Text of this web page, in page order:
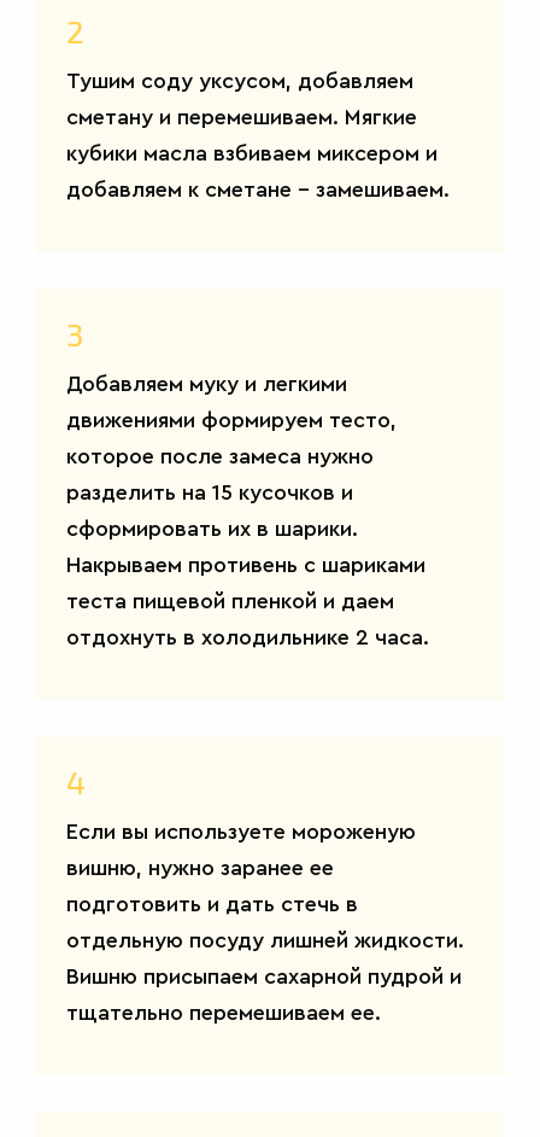
2
Тушим соду уксусом, добавляем
сметану и перемешиваем. Мягкие
кубики масла взбиваем миксером и
добавляем к сметане – замешиваем.
3
Добавляем муку и легкими
движениями формируем тесто,
которое после замеса нужно
разделить на 15 кусочков и
сформировать их в шарики.
Накрываем противень с шариками
теста пищевой пленкой и даем
отдохнуть в холодильнике 2 часа.
4
Если вы используете мороженую
вишню, нужно заранее ее
подготовить и дать стечь в
отдельную посуду лишней жидкости.
Вишню присыпаем сахарной пудрой и
тщательно перемешиваем ее.